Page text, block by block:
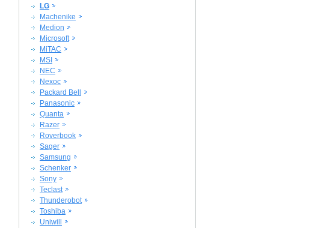
LG
Machenike
Medion
Microsoft
MiTAC
MSI
NEC
Nexoc
Packard Bell
Panasonic
Quanta
Razer
Roverbook
Sager
Samsung
Schenker
Sony
Teclast
Thunderobot
Toshiba
Uniwill